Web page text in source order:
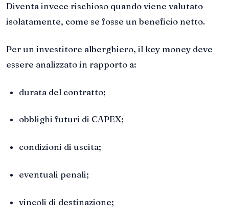
Diventa invece rischioso quando viene valutato
isolatamente, come se fosse un beneficio netto.
Per un investitore alberghiero, il key money deve
essere analizzato in rapporto a:
durata del contratto;
obblighi futuri di CAPEX;
condizioni di uscita;
eventuali penali;
vincoli di destinazione;